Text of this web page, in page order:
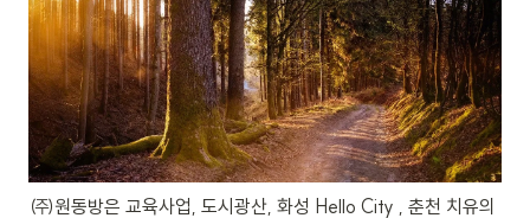
㈜원동방은 교육사업, 도시광산, 화성 Hello City , 춘천 치유의